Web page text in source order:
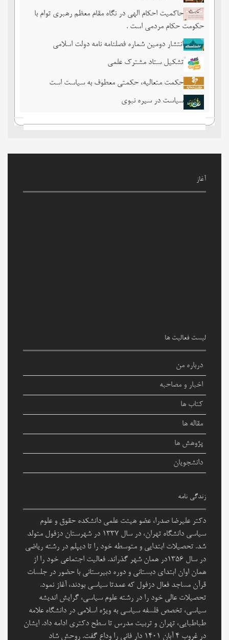
حاکمیت احکام الهی در نگاه مقام معظم رهبری توام با
حکومت حکام مردمی است .
انتشار دومین شماره فصلنامه نامه دولت اسلامی
تشکیل ستاد مشترک علمی
حکمت متعالیه، حکمتی معطوف به سیاست است
سیاست در سیره نبوی
آغاز
لیست فعالیت ها
درباره من
اخبار و مصاحبه
کتاب ها
مقاله ها
پژوهش ها
دانشجویان
زندگی نامه
دکتر علیرضا صدرا، عضو هیئت علمی دانشکده حقوق و علوم
سیاسی دانشگاه تهران، در سال ۱۳۳۷ در شهرستان دزفول متولد
شد. تحصیلات ابتدایی و متوسطه خود را تا دیپلم در رشته ریاضی
در سال ۱۳۵۶در همان شهر گذراند. فعالیت اجتماعی خود را از
همان اوان ابتدای دبستانی و دوره دبیرستانی با حضور در جلسات
قرآن مساجد فعال دزفول که عمدتا سیاسی بودند، آغاز نمود.
تحصیلات عالی خود را در رشته علوم سیاسی، گرایش اندیشه
سیاسی، تخصص فلسفه سیاسی به ویژه اسلامی در دانشگاه علامه
طباطبایی، تهران و تربیت مدرس تا سطح دکتری ادامه داد. ایشان
در غروب 4 آبان 1401 دار فانی را وداع گفت. روحش شاد